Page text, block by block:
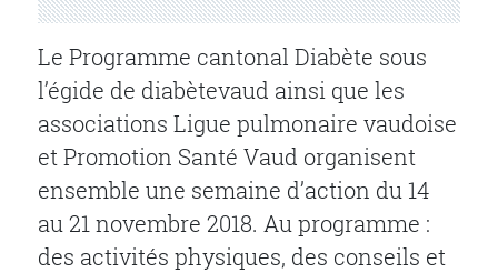
Le Programme cantonal Diabète sous
l’égide de diabètevaud ainsi que les
associations Ligue pulmonaire vaudoise
et Promotion Santé Vaud organisent
ensemble une semaine d’action du 14
au 21 novembre 2018. Au programme :
des activités physiques, des conseils et